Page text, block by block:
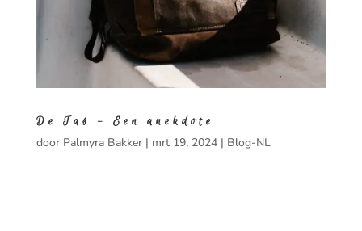
De Tas – Een anekdote
door Palmyra Bakker| mrt 19, 2024| Blog-NL